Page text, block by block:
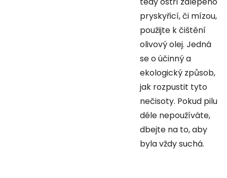
pryskyřicí, či mízou,
použijte k čištění
olivový olej. Jedná
se o účinný a
ekologický způsob,
jak rozpustit tyto
nečisoty. Pokud pilu
déle nepoužíváte,
dbejte na to, aby
byla vždy suchá.